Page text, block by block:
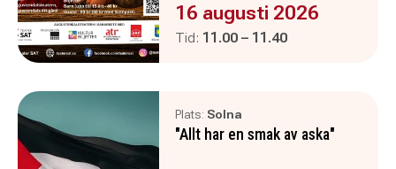
Evenemanget är :
16 augusti 2026
Tid: Pågår mellan
11.00 – och
11.40
Plats: Solna
"Allt har en smak av aska"